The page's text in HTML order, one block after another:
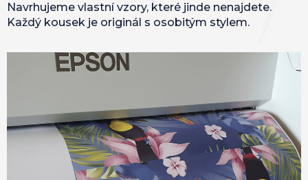
Navrhujeme vlastní vzory, které jinde nenajdete.
Každý kousek je originál s osobitým stylem.